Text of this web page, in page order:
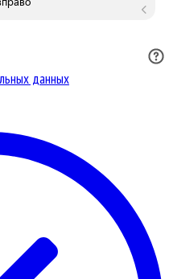
данных